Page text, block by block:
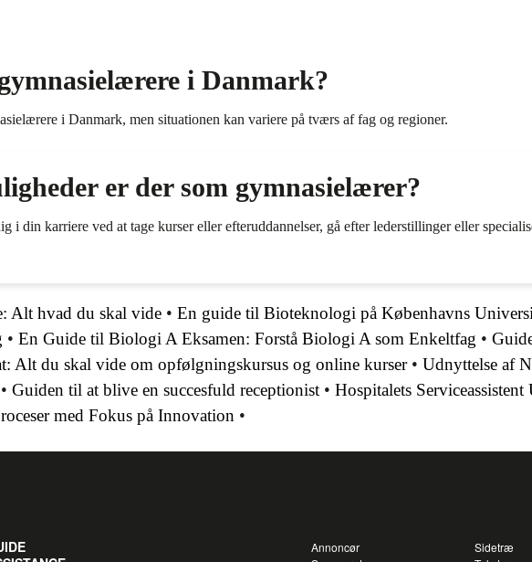
i Danmark?
i Danmark, men situationen kan variere på tværs af fag og regioner.
er der som gymnasielærer?
i din karriere ved at tage kurser eller efteruddannelser, gå efter lederstillinger eller
Alt hvad du skal vide • En guide til Bioteknologi på Københavns
• En Guide til Biologi A Eksamen: Forstå Biologi A som Enkeltfag •
Alt du skal vide om opfølgningskursus og online kurser• Udnyttelse af
• Guiden til at blive en succesfuld receptionist • Hospitalets Serviceassistent
med Fokus på Innovation •
Annoncør
Sidetræ